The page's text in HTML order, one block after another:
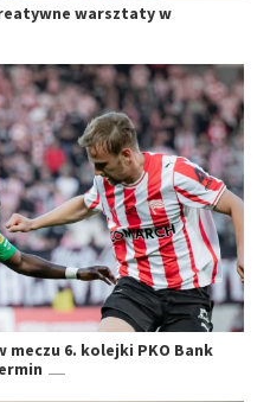
warsztaty w
6. kolejki PKO Bank